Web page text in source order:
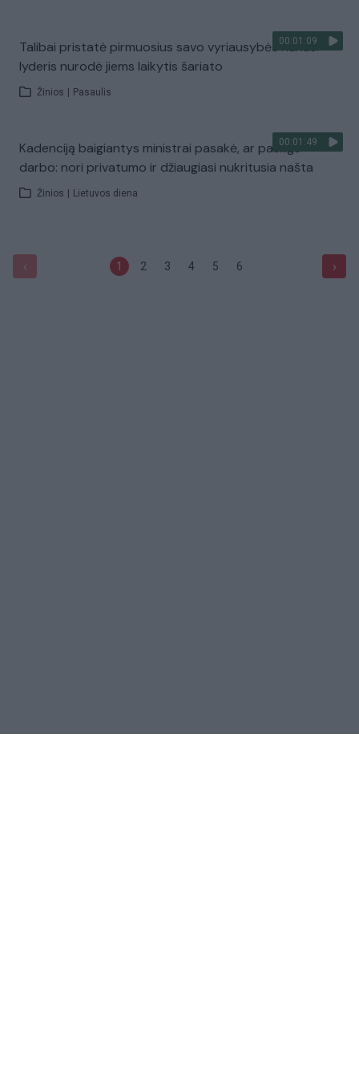
00:01:09
Talibai pristatė pirmuosius savo vyriausybės narius:
lyderis nurodė jiems laikytis šariato
Žinios Pasaulis
00:01:49
Kadenciją baigiantys ministrai pasakė, ar pasiilgs
darbo: nori privatumo ir džiaugiasi nukritusia našta
Žinios Lietuvos diena
‹ 1 2 3 4 5 6 ›